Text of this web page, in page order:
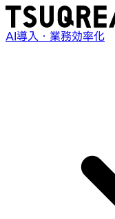
AI導入・業務効率化